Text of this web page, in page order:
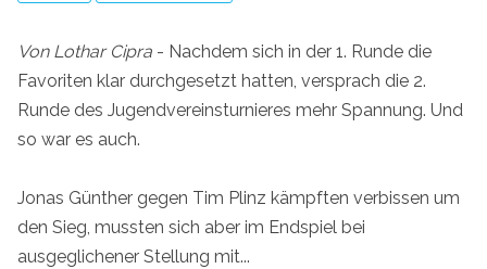
Von Lothar Cipra - Nachdem sich in der 1. Runde die
Favoriten klar durchgesetzt hatten, versprach die 2.
Runde des Jugendvereinsturnieres mehr Spannung. Und
so war es auch.
Jonas Günther gegen Tim Plinz kämpften verbissen um
den Sieg, mussten sich aber im Endspiel bei
ausgeglichener Stellung mit...